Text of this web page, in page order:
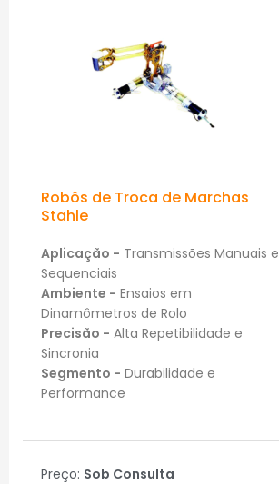
Robôs de Troca de Marchas
Stahle
Aplicação - Transmissões Manuais e
Sequenciais
Ambiente - Ensaios em
Dinamômetros de Rolo
Precisão - Alta Repetibilidade e
Sincronia
Segmento - Durabilidade e
Performance
Preço: Sob Consulta